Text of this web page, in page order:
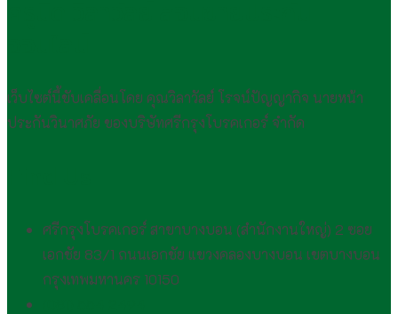
เว็บไซต์นี้ขับเคลื่อนโดย คุณวิลาวัลย์ โรจน์ปัญญากิจ นายหน้า
ประกันวินาศภัย ของบริษัทศรีกรุงโบรคเกอร์ จำกัด
ศรีกรุงโบรคเกอร์ สาขาบางบอน (สำนักงานใหญ่) 2 ซอย
เอกชัย 83/1 ถนนเอกชัย แขวงคลองบางบอน เขตบางบอน
กรุงเทพมหานคร 10150